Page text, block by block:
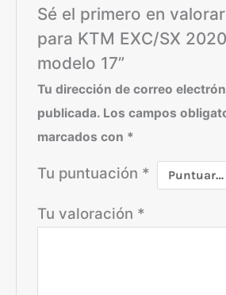
Sé el primero en
para KTM EXC/SX
modelo 17”
Tu dirección de correo
publicada. Los campos
marcados con *
Tu puntuación *
Tu valoración *